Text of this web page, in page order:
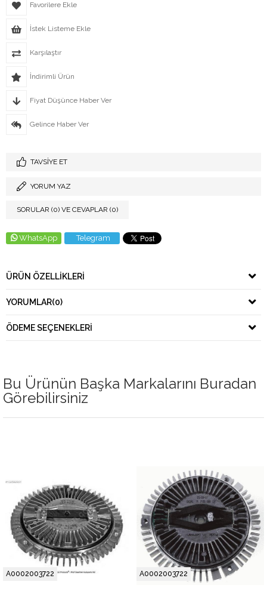
Favorilere Ekle
İstek Listeme Ekle
Karşılaştır
İndirimli Ürün
Fiyat Düşünce Haber Ver
Gelince Haber Ver
TAVSIYE ET
YORUM YAZ
SORULAR (0) VE CEVAPLAR (0)
WhatsApp Telegram
ÜRÜN ÖZELLIKLERI
YORUMLAR(0)
ÖDEME SEÇENEKLERI
Bu Ürünün Başka Markalarını Buradan
Görebilirsiniz
A0002003722 A0002003722